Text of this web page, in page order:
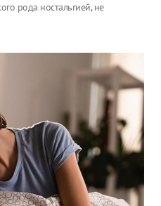
рода ностальгией, не